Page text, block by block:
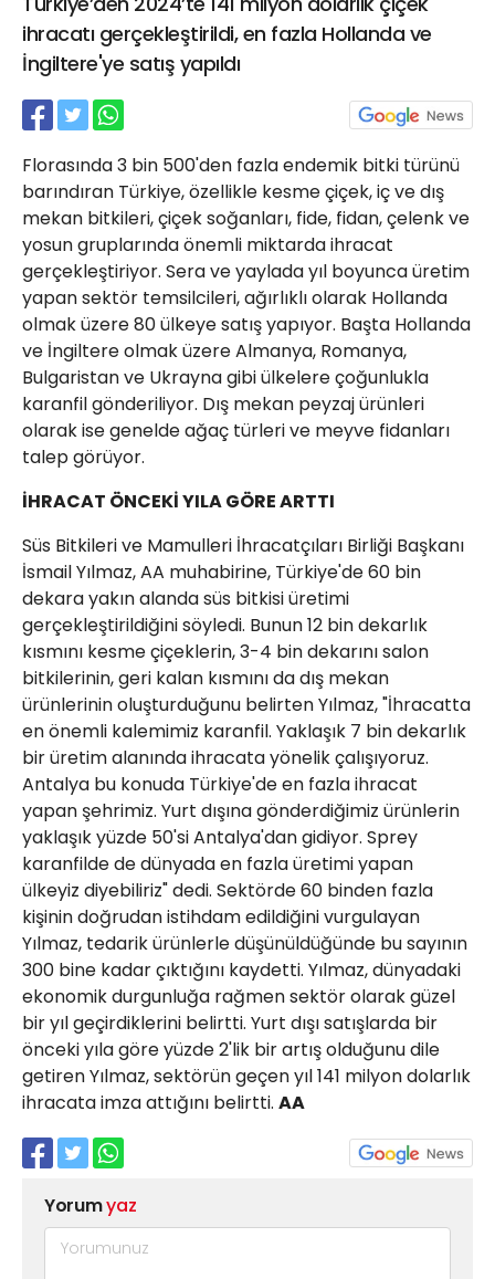
ihracatı gerçekleştirildi, en fazla Hollanda ve
İngiltere'ye satış yapıldı
Florasında 3 bin 500'den fazla endemik bitki türünü
barındıran Türkiye, özellikle kesme çiçek, iç ve dış
mekan bitkileri, çiçek soğanları, fide, fidan, çelenk ve
yosun gruplarında önemli miktarda ihracat
gerçekleştiriyor. Sera ve yaylada yıl boyunca üretim
yapan sektör temsilcileri, ağırlıklı olarak Hollanda
olmak üzere 80 ülkeye satış yapıyor. Başta Hollanda
ve İngiltere olmak üzere Almanya, Romanya,
Bulgaristan ve Ukrayna gibi ülkelere çoğunlukla
karanfil gönderiliyor. Dış mekan peyzaj ürünleri
olarak ise genelde ağaç türleri ve meyve fidanları
talep görüyor.
İHRACAT ÖNCEKİ YILA GÖRE ARTTI
Süs Bitkileri ve Mamulleri İhracatçıları Birliği Başkanı
İsmail Yılmaz, AA muhabirine, Türkiye'de 60 bin
dekara yakın alanda süs bitkisi üretimi
gerçekleştirildiğini söyledi. Bunun 12 bin dekarlık
kısmını kesme çiçeklerin, 3-4 bin dekarını salon
bitkilerinin, geri kalan kısmını da dış mekan
ürünlerinin oluşturduğunu belirten Yılmaz, "İhracatta
en önemli kalemimiz karanfil. Yaklaşık 7 bin dekarlık
bir üretim alanında ihracata yönelik çalışıyoruz.
Antalya bu konuda Türkiye'de en fazla ihracat
yapan şehrimiz. Yurt dışına gönderdiğimiz ürünlerin
yaklaşık yüzde 50'si Antalya'dan gidiyor. Sprey
karanfilde de dünyada en fazla üretimi yapan
ülkeyiz diyebiliriz" dedi. Sektörde 60 binden fazla
kişinin doğrudan istihdam edildiğini vurgulayan
Yılmaz, tedarik ürünlerle düşünüldüğünde bu sayının
300 bine kadar çıktığını kaydetti. Yılmaz, dünyadaki
ekonomik durgunluğa rağmen sektör olarak güzel
bir yıl geçirdiklerini belirtti. Yurt dışı satışlarda bir
önceki yıla göre yüzde 2'lik bir artış olduğunu dile
getiren Yılmaz, sektörün geçen yıl 141 milyon dolarlık
ihracata imza attığını belirtti. AA
Yorumyaz
21 Gölcük
02624132333